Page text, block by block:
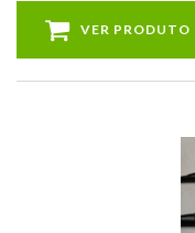
VER PRODUTO